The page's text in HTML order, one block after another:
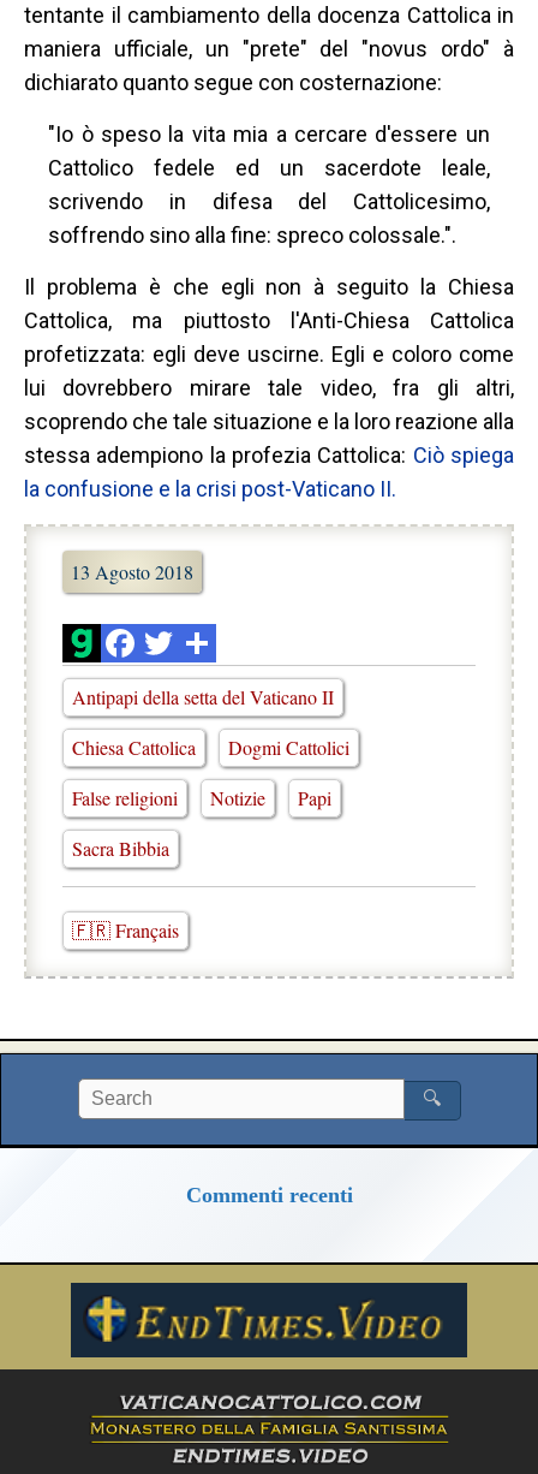
tentante il cambiamento della docenza Cattolica in
maniera ufficiale, un "prete" del "novus ordo" à
dichiarato quanto segue con costernazione:
"Io ò speso la vita mia a cercare d'essere un
Cattolico fedele ed un sacerdote leale,
scrivendo in difesa del Cattolicesimo,
soffrendo sino alla fine: spreco colossale.".
Il problema è che egli non à seguito la Chiesa
Cattolica, ma piuttosto l'Anti-Chiesa Cattolica
profetizzata: egli deve uscirne. Egli e coloro come
lui dovrebbero mirare tale video, fra gli altri,
scoprendo che tale situazione e la loro reazione alla
stessa adempiono la profezia Cattolica: Ciò spiega
la confusione e la crisi post-Vaticano II.
13 Agosto 2018
Antipapi della setta del Vaticano II
Chiesa Cattolica
Dogmi Cattolici
False religioni
Notizie
Papi
Sacra Bibbia
🇫🇷 Français
🔍
Commenti recenti